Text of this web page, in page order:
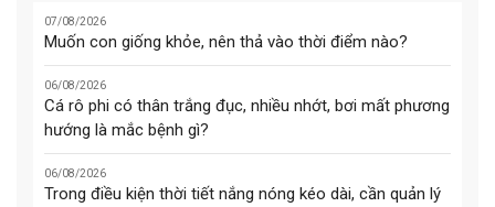
07/08/2026
Muốn con giống khỏe, nên thả vào thời điểm nào?
06/08/2026
Cá rô phi có thân trắng đục, nhiều nhớt, bơi mất phương
hướng là mắc bệnh gì?
06/08/2026
Trong điều kiện thời tiết nắng nóng kéo dài, cần quản lý